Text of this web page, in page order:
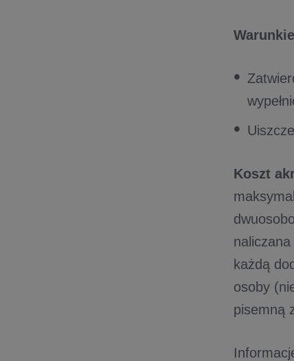
Koszt
każdą
osoby
pisemną